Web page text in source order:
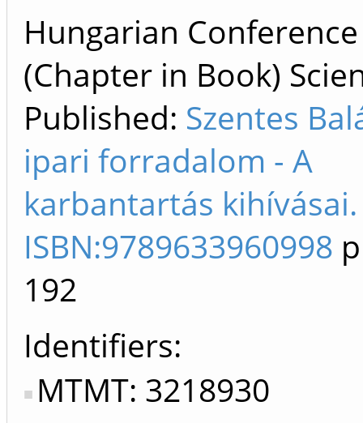
Hungarian
(Chapter in Book)
Published: Szentes
ipari forradalom - A
karbantartás kihívásai.
ISBN:9789633960998
192
Identifiers
MTMT: 3218930